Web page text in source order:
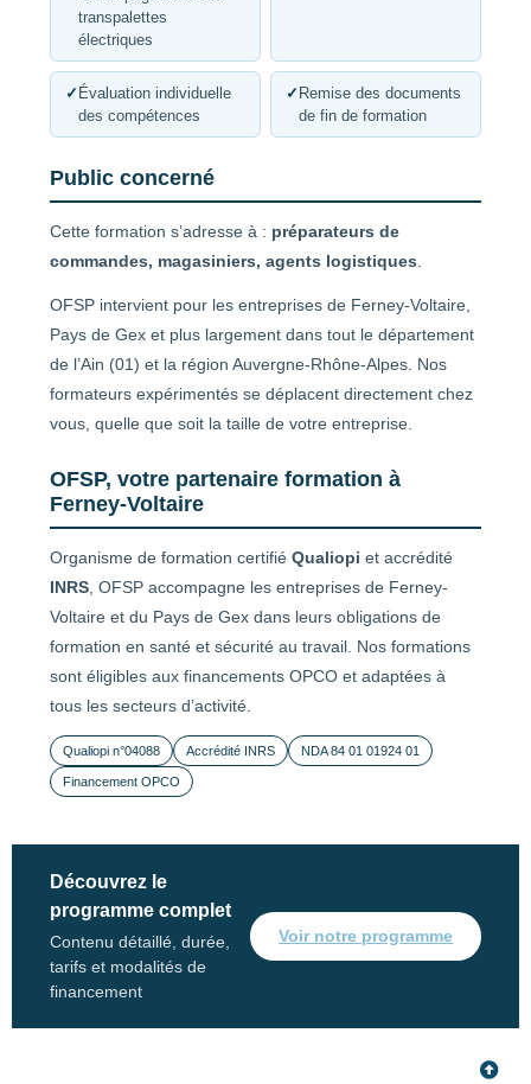
transpalettes
électriques
✓ Évaluation individuelle
des compétences
✓ Remise des documents
de fin de formation
Public concerné
Cette formation s’adresse à : préparateurs de
commandes, magasiniers, agents logistiques
OFSP intervient pour les entreprises de Ferney-Voltaire,
Pays de Gex et plus largement dans tout le département
de l’Ain (01) et la région Auvergne-Rhône-Alpes. Nos
formateurs expérimentés se déplacent directement chez
vous, quelle que soit la taille de votre entreprise.
OFSP, votre partenaire formation à
Ferney-Voltaire
Organisme de formation certifié Qualiopi et accrédité
INRS , OFSP accompagne les entreprises de Ferney-
Voltaire et du Pays de Gex dans leurs obligations de
formation en santé et sécurité au travail. Nos formations
sont éligibles aux financements OPCO et adaptées à
tous les secteurs d’activité.
Qualiopi n°04088 Accrédité INRS NDA 84 01 01924 01
Financement OPCO
Découvrez le
programme complet
Contenu détaillé, durée,
tarifs et modalités de
financement
Voir notre programme